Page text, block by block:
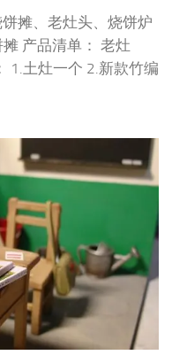
摊、老灶头、烧饼炉
产品清单： 老灶
1.土灶一个 2.新款竹编